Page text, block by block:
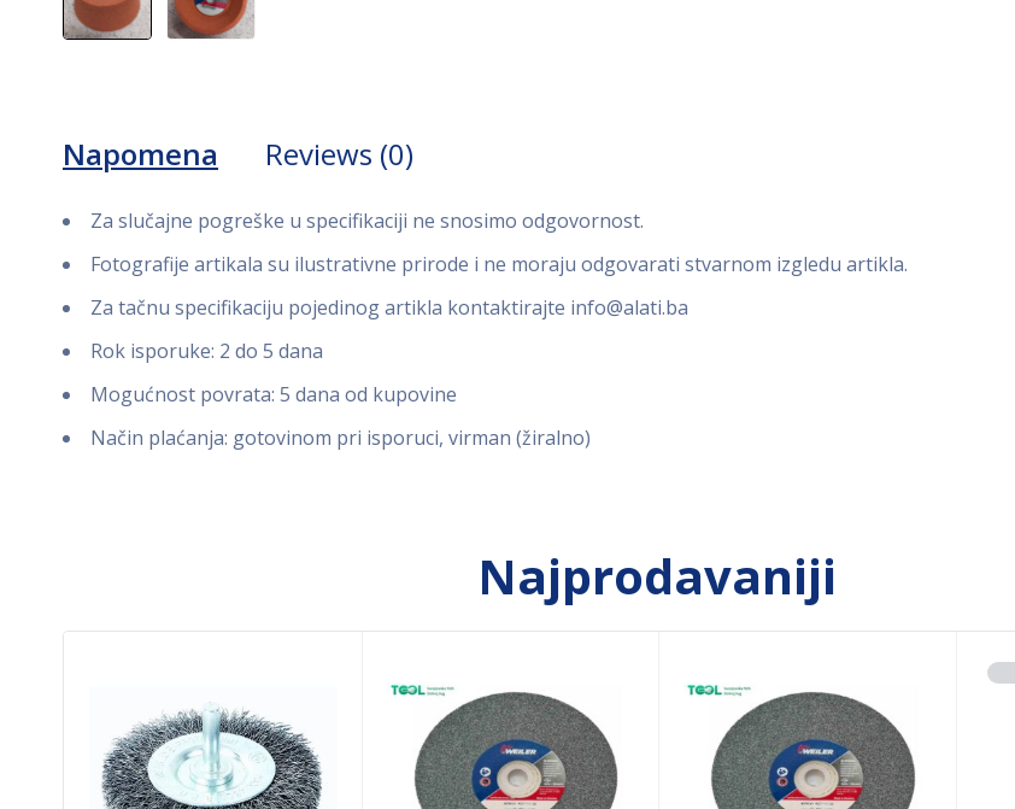
Napomena Reviews (0)
Za slučajne pogreške u specifikaciji ne snosimo odgovornost.
Fotografije artikala su ilustrativne prirode i ne moraju odgovarati stvarnom izgledu artikla.
Za tačnu specifikaciju pojedinog artikla kontaktirajte info@alati.ba
Rok isporuke: 2 do 5 dana
Mogućnost povrata: 5 dana od kupovine
Način plaćanja: gotovinom pri isporuci, virman (žiralno)
Najprodavaniji